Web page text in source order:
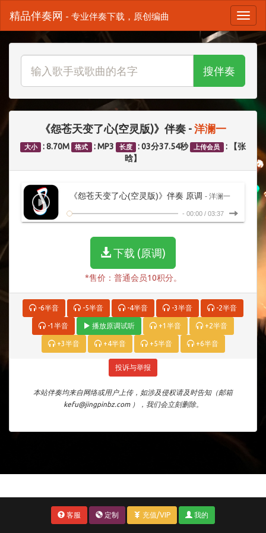
精品伴奏网 - 专业伴奏下载，原创编曲
搜伴奏
《怨苍天变了心(空灵版)》伴奏 - 洋澜一
大小 : 8.70M 格式 : MP3 长度 : 03分37.54秒 上传会员
: 【张
晗】
《怨苍天变了心(空灵版)》伴奏 原调 - 洋澜一
- 00:00 / 03:37
下载 (原调)
*售价：普通会员10积分。
-6半音 -5半音 -4半音 -3半音 -2半音
-1半音 播放原调试听 +1半音 +2半音
+3半音 +4半音 +5半音 +6半音
投诉与举报
本站伴奏均来自网络或用户上传，如涉及侵权请及时告知（邮箱
kefu@jingpinbz.com ），我们会立刻删除。
客服 定制 充值/VIP 我的